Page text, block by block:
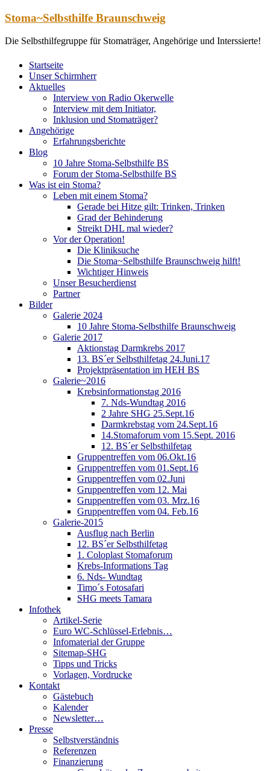
Zum
springen
Stoma~Selbsthilfe Braunschweig
Die Selbsthilfegruppe für Stomaträger, Angehörige und Interssierte!
Startseite
Unser Schirmherr
Aktuelles
Interview von Radio Okerwelle
Interview mit dem Initiator,
Inklusion und Stomaträger?
Angehörige
Erfahrungsberichte
Blog
10 Jahre Stoma-Selbsthilfe BS
Forum der Stoma-Selbsthilfe BS
Was ist ein Stoma?
Leben mit einem Stoma?
Gerade bei Hitze gilt: Trinken, Trinken
Grad der Behinderung
Streikt DHL mal wieder?
Vor der Operation!
Die Kliniksuche
Die Stoma~Selbsthilfe Braunschweig hilft!
Wichtiger Hinweis
Unser Besucherdienst
Partner
Bilder
Galerie 2024
10 Jahre Stoma-Selbsthilfe Braunschweig
Galerie 2017
Aktionstag Darmkrebs 2017
13. BS´er Selbsthilfetag 24.Juni.17
Projektpräsentation im HEH BS
Galerie~2016
Krebsinformationstag 2016
7. Nds-Wundtag 2016
2 Jahre SHG 25.Sept.16
Darmkrebstag vom 24.Sept.16
14.Stomaforum vom 15.Sept. 2016
12. BS´er Selbsthilfetag
Gruppentreffen vom 06.Okt.16
Gruppentreffen vom 01.Sept.16
Gruppentreffen vom 02.Juni
Gruppentreffen vom 12. Mai
Gruppentreffen vom 03. Mrz.16
Gruppentreffen vom 04. Feb.16
Galerie-2015
Ausflug nach Berlin
12. BS´er Selbsthilfetag
1. Coloplast Stomaforum
Krebs-Informations Tag
6. Nds- Wundtag
Timo´s Fotosafari
SHG meets Tamara
Infothek
Artikel-Serie
Euro WC-Schlüssel-Erlebnis…
Infomaterial der Gruppe
Sitemap-SHG
Tipps und Tricks
Vorlagen, Vordrucke
Kontakt
Gästebuch
Kalender
Newsletter…
Presse
Selbstverständnis
Referenzen
Finanzierung